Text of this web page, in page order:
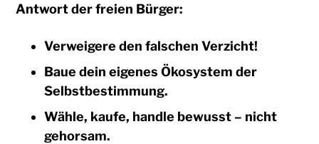
Antwort der freien Bürger:
Verweigere den falschen Verzicht!
Baue dein eigenes Ökosystem der
Selbstbestimmung.
Wähle, kaufe, handle bewusst – nicht
gehorsam.